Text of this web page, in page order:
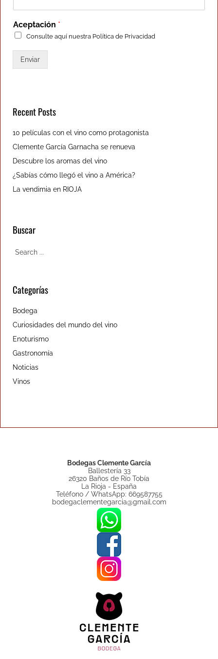
Aceptación *
Consulte aquí nuestra Política de Privacidad
Enviar
Recent Posts
10 películas con el vino como protagonista
Clemente García Garnacha se renueva
Descubre los aromas del vino
¿Sabías cómo llegó el vino a América?
La vendimia en RIOJA
Buscar
Categorías
Bodega
Curiosidades del mundo del vino
Enoturismo
Gastronomía
Noticias
Vinos
Bodegas Clemente García
Ballestería 33
26320 Baños de Río Tobía
La Rioja - España
Teléfono / WhatsApp: 669587755
bodegaclementegarcia@gmail.com